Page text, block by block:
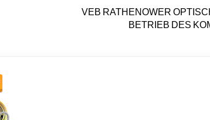
VEB RATHENOWER
BETRIEB DES